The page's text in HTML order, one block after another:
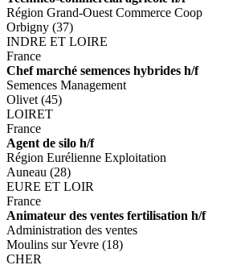
Région Grand-Ouest Commerce Coop
Orbigny (37)
INDRE ET LOIRE
France
Chef marché semences hybrides h/f
Semences Management
Olivet (45)
LOIRET
France
Agent de silo h/f
Région Eurélienne Exploitation
Auneau (28)
EURE ET LOIR
France
Animateur des ventes fertilisation h/f
Administration des ventes
Moulins sur Yevre (18)
CHER